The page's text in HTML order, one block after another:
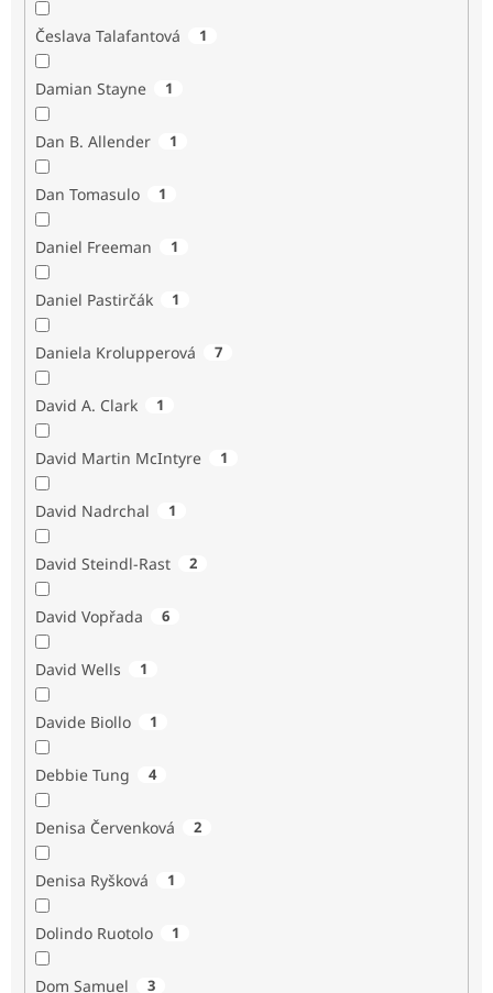
Česlava Talafantová 1
Damian Stayne 1
Dan B. Allender 1
Dan Tomasulo 1
Daniel Freeman 1
Daniel Pastirčák 1
Daniela Krolupperová 7
David A. Clark 1
David Martin McIntyre 1
David Nadrchal 1
David Steindl-Rast 2
David Vopřada 6
David Wells 1
Davide Biollo 1
Debbie Tung 4
Denisa Červenková 2
Denisa Ryšková 1
Dolindo Ruotolo 1
Dom Samuel 3